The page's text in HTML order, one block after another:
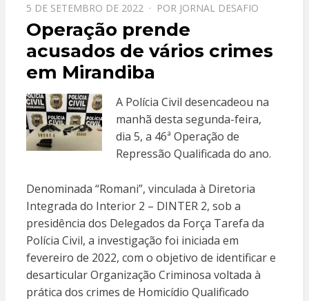
PPOSTADO
EM
5 DE SETEMBRO DE 2022 POR JORNAL DESAFIO
Operação prende
acusados de vários crimes
em Mirandiba
A Polícia Civil desencadeou na
manhã desta segunda-feira,
dia 5, a 46ª Operação de
Repressão Qualificada do ano.
Denominada “Romani”, vinculada à Diretoria
Integrada do Interior 2 – DINTER 2, sob a
presidência dos Delegados da Força Tarefa da
Polícia Civil, a investigação foi iniciada em
fevereiro de 2022, com o objetivo de identificar e
desarticular Organização Criminosa voltada à
prática dos crimes de Homicídio Qualificado